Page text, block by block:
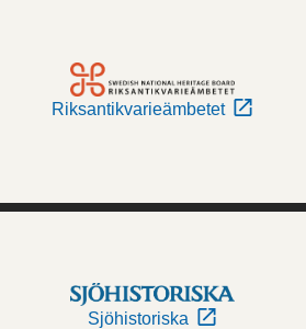
Riksantikvarieämbetet
Sjöhistoriska